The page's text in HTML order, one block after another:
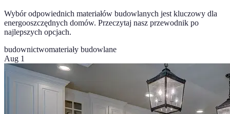
Wybór odpowiednich materiałów budowlanych jest kluczowy dla
energooszczędnych domów. Przeczytaj nasz przewodnik po
najlepszych opcjach.
budownictwomateriały budowlane
Aug 1